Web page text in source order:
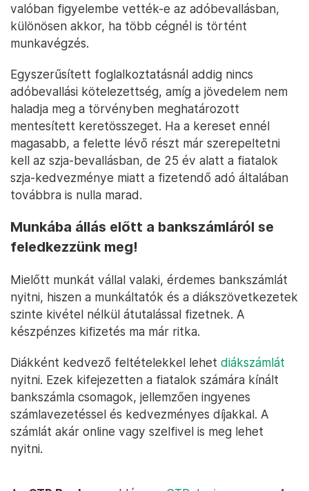
valóban figyelembe vették-e az adóbevallásban,
különösen akkor, ha több cégnél is történt
munkavégzés.
Egyszerűsített foglalkoztatásnál addig nincs
adóbevallási kötelezettség, amíg a jövedelem nem
haladja meg a törvényben meghatározott
mentesített keretösszeget. Ha a kereset ennél
magasabb, a felette lévő részt már szerepeltetni
kell az szja-bevallásban, de 25 év alatt a fiatalok
szja-kedvezménye miatt a fizetendő adó általában
továbbra is nulla marad.
Munkába állás előtt a bankszámláról se
feledkezzünk meg!
Mielőtt munkát vállal valaki, érdemes bankszámlát
nyitni, hiszen a munkáltatók és a diákszövetkezetek
szinte kivétel nélkül átutalással fizetnek. A
készpénzes kifizetés ma már ritka.
Diákként kedvező feltételekkel lehet diákszámlát
nyitni. Ezek kifejezetten a fiatalok számára kínált
bankszámla csomagok, jellemzően ingyenes
számlavezetéssel és kedvezményes díjakkal. A
számlát akár online vagy szelfivel is meg lehet
nyitni.